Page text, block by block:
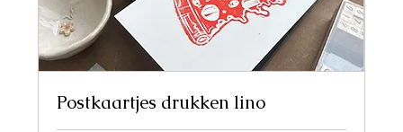
Postkaartjes drukken lino